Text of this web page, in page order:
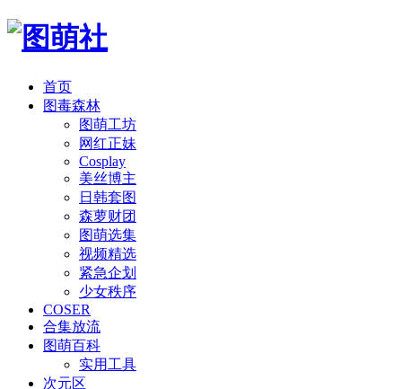
首页
图毒森林
图萌工坊
网红正妹
Cosplay
美丝博主
日韩套图
森萝财团
图萌选集
视频精选
紧急企划
少女秩序
COSER
合集放流
图萌百科
实用工具
次元区